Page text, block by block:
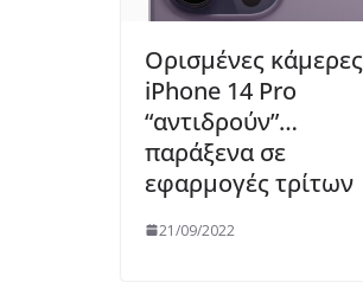
Ορισμένες κάμερες
iPhone 14 Pro
“αντιδρούν”…
παράξενα σε
εφαρμογές τρίτων
21/09/2022